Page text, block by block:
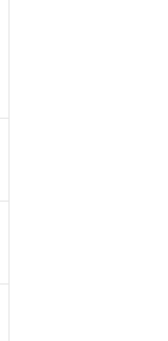
供可能な商品です。
える予定のある商
対応品を出す予
した場合などやむ